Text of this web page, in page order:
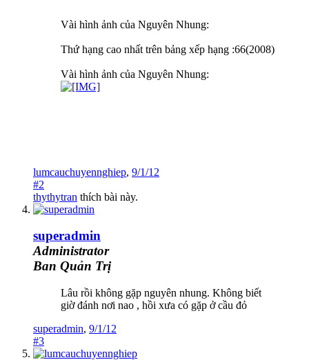
Vài hình ảnh của Nguyên Nhung:
Thứ hạng cao nhất trên bảng xếp hạng :66(2008)
Vài hình ảnh của Nguyên Nhung:
lumcauchuyennghiep, 9/1/12
#2
thythytran thích bài này.
superadmin
Administrator
Ban Quản Trị
Lâu rồi không gặp nguyên nhung. Không biết
giờ đánh nơi nao , hồi xưa có gặp ở cầu đỏ
superadmin, 9/1/12
#3